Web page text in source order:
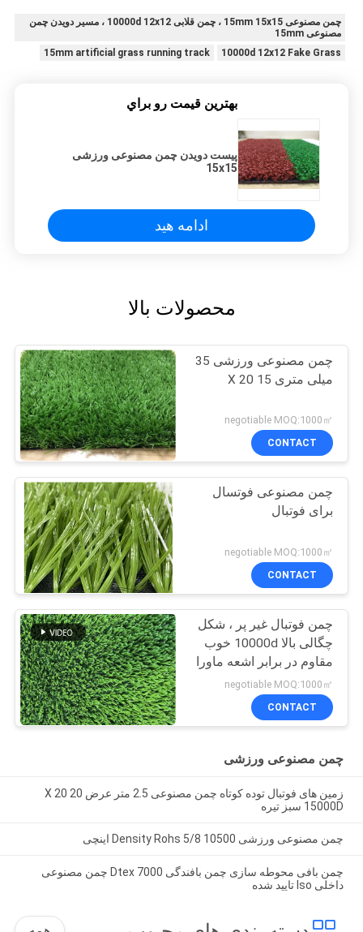
چمن مصنوعی 15mm 15x15 ، چمن قلابی 10000d 12x12 ، مسیر دویدن چمن
مصنوعی 15mm
10000d 12x12 Fake Grass
15mm artificial grass running track
بهترين قيمت رو براي
پیست دویدن چمن مصنوعی ورزشی
15x15
ادامه هید
محصولات بالا
چمن مصنوعی ورزشی 35
میلی متری 15 X 20
negotiable MOQ:1000㎡
CONTACT
چمن مصنوعی فوتسال
برای فوتبال
negotiable MOQ:1000㎡
CONTACT
چمن فوتبال غیر پر ، شکل
چگالی بالا 10000d خوب
مقاوم در برابر اشعه ماورا
UV بنفش بسیار مقاوم در
برابر سایش
negotiable MOQ:1000㎡
CONTACT
چمن مصنوعی ورزشی
زمین های فوتبال توده کوتاه چمن مصنوعی 2.5 متر عرض 20 X 20
15000D سبز تیره
چمن مصنوعی ورزشی 10500 Density Rohs 5/8 اینچی
چمن بافی محوطه سازی چمن بافندگی 7000 Dtex چمن مصنوعی
داخلی Iso تایید شده